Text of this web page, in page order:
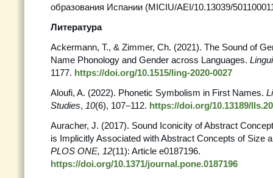
образования Испании (MICIU/AEI/10.13039/
Литература
Ackermann, T., & Zimmer, Ch. (2021). The Sound of
Name Phonology and Gender across Languages.
1177. https://doi.org/10.1515/ling-2020-0027
Aloufi, A. (2022). Phonetic Symbolism in First Names.
Studies, 10(6), 107–112. https://doi.org/10.13189/
Auracher, J. (2017). Sound Iconicity of Abstract
is Implicitly Associated with Abstract Concepts of Size
PLOS ONE, 12(11): Article e0187196.
https://doi.org/10.1371/journal.pone.0187196